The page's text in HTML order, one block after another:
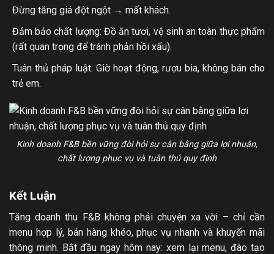
Đừng tăng giá đột ngột → mất khách.
Đảm bảo chất lượng: Đồ ăn tươi, vệ sinh an toàn thực phẩm
(rất quan trọng để tránh phản hồi xấu).
Tuân thủ pháp luật: Giờ hoạt động, rượu bia, không bán cho
trẻ em.
Kinh doanh F&B bền vững đòi hỏi sự cân bằng giữa lợi nhuận,
chất lượng phục vụ và tuân thủ quy định
Kết Luận
Tăng doanh thu F&B không phải chuyện xa vời – chỉ cần
menu hợp lý, bán hàng khéo, phục vụ nhanh và khuyến mãi
thông minh. Bắt đầu ngay hôm nay: xem lại menu, đào tạo